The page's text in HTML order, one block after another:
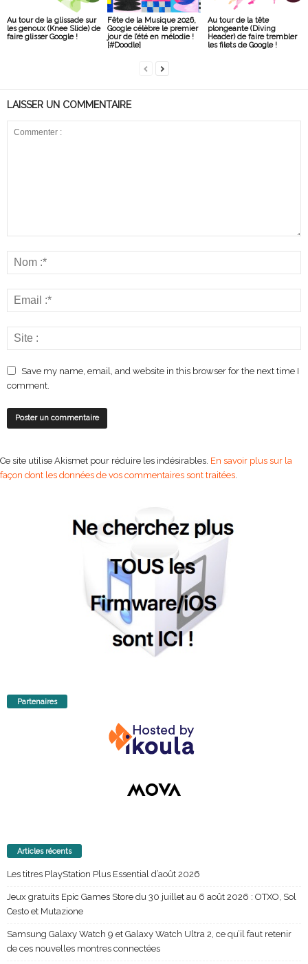
Au tour de la glissade sur
les genoux (Knee Slide) de
faire glisser Google !
Fête de la Musique 2026,
Google célèbre le premier
jour de l’été en mélodie !
[#Doodle]
Au tour de la tête
plongeante (Diving
Header) de faire trembler
les filets de Google !
LAISSER UN COMMENTAIRE
Save my name, email, and website in this browser for the next time I
comment.
Ce site utilise Akismet pour réduire les indésirables. En savoir plus sur la
façon dont les données de vos commentaires sont traitées.
Partenaires
Articles récents
Les titres PlayStation Plus Essential d’août 2026
Jeux gratuits Epic Games Store du 30 juillet au 6 août 2026 : OTXO, Sol
Cesto et Mutazione
Samsung Galaxy Watch 9 et Galaxy Watch Ultra 2, ce qu’il faut retenir
de ces nouvelles montres connectées